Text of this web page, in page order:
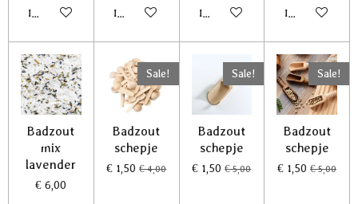
In winkelwagen In winkelwagen In winkelwagen In winkelwagen
Badzout
mix
lavender
€ 6,00
Sale!
Badzout
schepje
€ 1,50 € 4,00
Sale!
Badzout
schepje
€ 1,50 € 5,00
Sale!
Badzout
schepje
€ 1,50 € 5,00